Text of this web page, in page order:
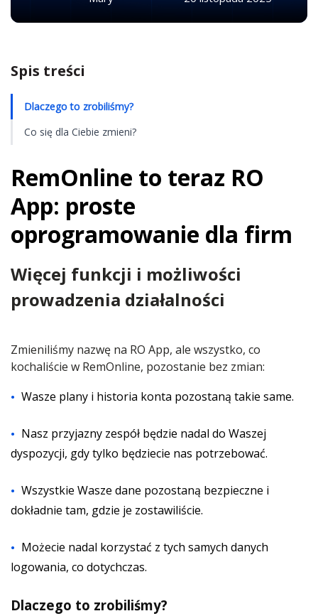
Spis treści
Dlaczego to zrobiliśmy?
Co się dla Ciebie zmieni?
RemOnline to teraz RO
App: proste
oprogramowanie dla firm
Więcej funkcji i możliwości
prowadzenia działalności
Zmieniliśmy nazwę na RO App, ale wszystko, co
kochaliście w RemOnline, pozostanie bez zmian:
Wasze plany i historia konta pozostaną takie same.
Nasz przyjazny zespół będzie nadal do Waszej
dyspozycji, gdy tylko będziecie nas potrzebować.
Wszystkie Wasze dane pozostaną bezpieczne i
dokładnie tam, gdzie je zostawiliście.
Możecie nadal korzystać z tych samych danych
logowania, co dotychczas.
Dlaczego to zrobiliśmy?